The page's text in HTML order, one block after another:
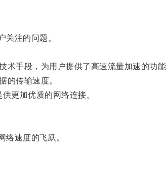
注的问题。
手段，为用户提供了高速流量加速的功能
传输速度。
更加优质的网络连接。
速度的飞跃。